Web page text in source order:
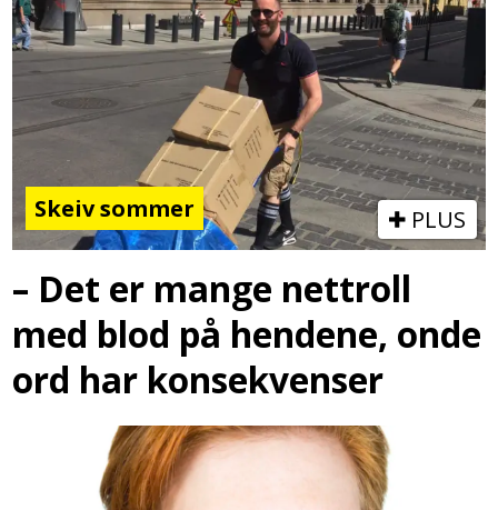
Skeiv sommer PLUS
– Det er mange nettroll
med blod på hendene, onde
ord har konsekvenser